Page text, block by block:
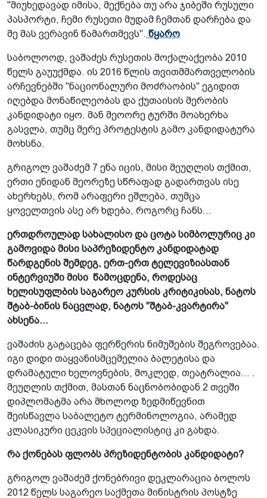
"მიუხედავად იმისა, მექნება თუ არა ჯიბეში რუსული
პასპორტი, ჩემი რუსეთი მუდამ ჩემთან დარჩება და
მე მას ვერავინ წამართმევს". წყარო
საბოლოოდ, ვაშაძეს რუსეთის მოქალაქეობა 2010
წელს გაუუქმდა. ის 2016 წლის თვითმმართველობის
არჩევნებში "ნაციონალური მოძრაობის" ეგიდით
იღებდა მონაწილეობას და ქუთაისის მერობის
კანდიდატი იყო. მან მეოორე ტურში მოახერხა
გასვლა, თუმც მერე პროტესტის გამო კანდიდატურა
მოხსნა.
გრიგოლ ვაშაძემ 7 ენა იცის, მისი მეუღლის თქმით,
ერთი ენიდან მეორეზე სწრაფად გადართვას ისე
ახერხებს, რომ არაფერი ეშლება, თუმცა
ყოველთვის ასე არ ხდება, როგორც ჩანს...
ერთდროულად სახალისო და ცოტა სიმბოლურიც კი
გამოვიდა მისი საპრეზიდენტო კანდიდატად
წარდგენის შემდეგ, ერთ-ერთ ტელევიზიასთან
ინტერვიუში მისი წამოცდენა, როდესაც
ხელისუფლბის საგარეო კურსის კრიტიკისას, ნატოს
შტაბ-ბინის ნაცვლად, ნატოს "შტაბ-კვარტირა"
ახსენა...
ვაშაძის გატაცება ფერწერის ნიმუშების შეგროვებაა.
იგი დიდი თაყვანისმცემელია ბალეტისა და
დრამატული ხელოვნების, მოკლედ, თეატრალია... .
მეუღლის თქმით, მასთან ნაცნობობიდან 2 თვეში
დიპლომატმა არა მხოლოდ ზედმიწევნით
შეისწავლა საბალეტო ტერმინოლოგია, არამედ
კლასიკური ცეკვის სპეციალისტიც კი გახდა.
რა ქონებას ფლობს პრეზიდენტობის კანდიდატი?
გრიგოლ ვაშაძემ ქონებრივი დეკლარაცია ბოლოს
2012 წელს საგარეო საქმეთა მინისტრის პოსტზე